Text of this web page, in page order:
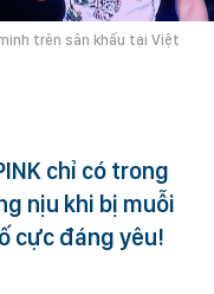
trên sân khấu tại Việt
chỉ có trong
nịu khi bị muỗi
cực đáng yêu!